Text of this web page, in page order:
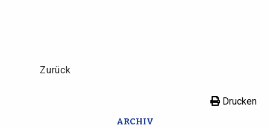
Zurück
Drucken
ARCHIV